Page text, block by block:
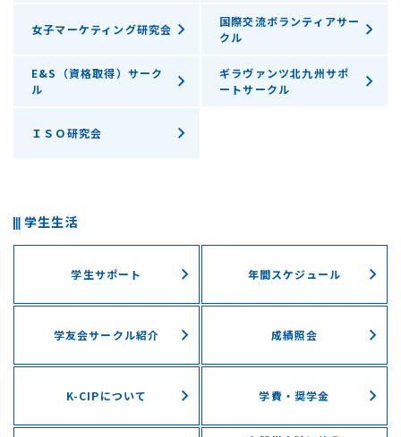
女子マーケティング研究会
国際交流ボランティアサー
クル
E&S（資格取得）サーク
ル
ギラヴァンツ北九州サポ
ートサークル
ＩＳＯ研究会
学生生活
学生サポート 年間スケジュール
学友会サークル紹介 成績照会
K-CIPについて 学費・奨学⾦